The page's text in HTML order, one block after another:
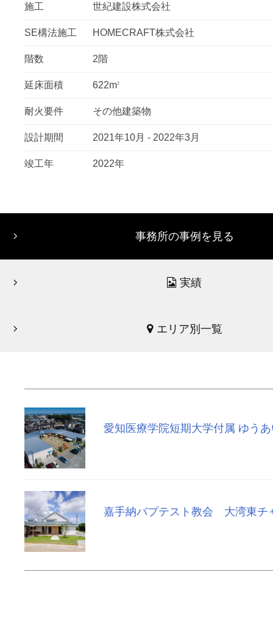
施工 世紀建設株式会社
SE構法施工 HOMECRAFT株式会社
階数 2階
延床面積 622m2
耐火要件 その他建築物
設計期間 2021年10月 - 2022年3月
竣工年 2022年
事務所の事例を見る
実績
エリア別一覧
愛知医療学院短期大学付属 ゆう
嘉手納バプテスト教会 大湾東チ